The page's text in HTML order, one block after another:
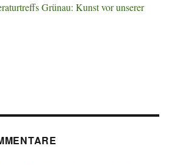
Grünau: Kunst vor unserer